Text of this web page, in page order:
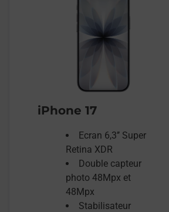
iPhone 17
Ecran 6,3’’ Super
Retina XDR
Double capteur
photo 48Mpx et
48Mpx
Stabilisateur